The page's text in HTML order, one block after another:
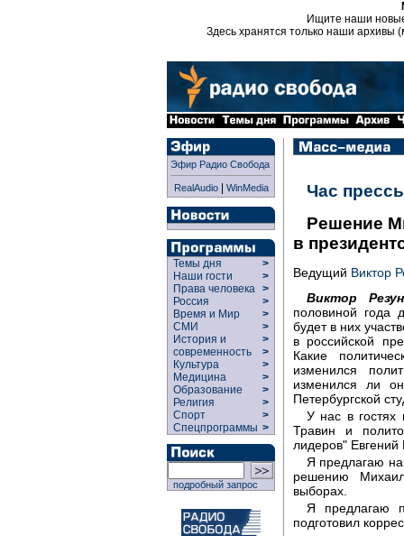
Ищите наши
Здесь хранятся только наши архивы
Эфир Радио Свобода
RealAudio| WinMedia
Темы дня
>
Наши гости
>
Права человека >
Россия
>
Время и Мир
>
СМИ
>
История и
современность
>
>
Культура
>
Медицина
>
Образование
>
Религия
>
Спорт
>
Спецпрограммы >
подробный запрос
Час
Решение
в
Ведущий Виктор
Виктор
половиной года
будет в них
в российской
Какие
изменился
изменился ли
Петербургской
У нас в гостях
Травин и
лидеров" Евгений
Я предлагаю
решению
выборах.
Я предлагаю
подготовил